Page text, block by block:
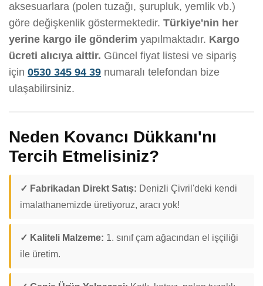
aksesuarlara (polen tuzağı, şurupluk, yemlik vb.)
göre değişkenlik göstermektedir. Türkiye'nin her
yerine kargo ile gönderim yapılmaktadır. Kargo
ücreti alıcıya aittir. Güncel fiyat listesi ve sipariş
için 0530 345 94 39 numaralı telefondan bize
ulaşabilirsiniz.
Neden Kovancı Dükkanı'nı
Tercih Etmelisiniz?
✓ Fabrikadan Direkt Satış: Denizli Çivril'deki kendi
imalathanemizde üretiyoruz, aracı yok!
✓ Kaliteli Malzeme: 1. sınıf çam ağacından el işçiliği
ile üretim.